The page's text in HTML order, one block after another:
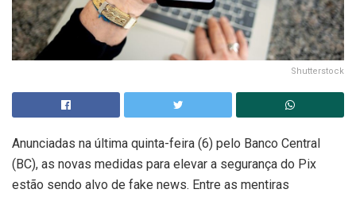
Shutterstock
Anunciadas na última quinta-feira (6) pelo Banco Central
(BC), as novas medidas para elevar a segurança do Pix
estão sendo alvo de fake news. Entre as mentiras